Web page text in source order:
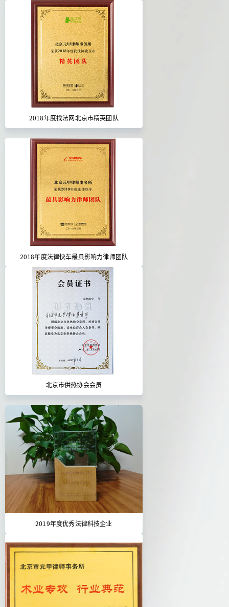
2018年度找法网北京市精英团队
2018年度法律快车最具影响力律师团队
北京市供热协会会员
2019年度优秀法律科技企业